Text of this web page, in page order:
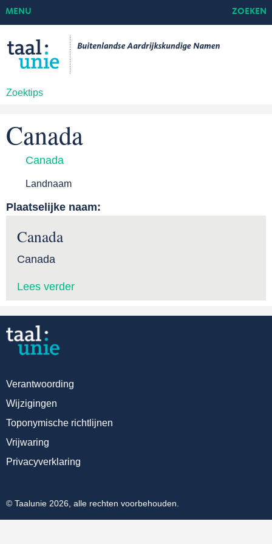
Zoektips
MENU ZOEKEN
Canada
Canada
Landnaam
Plaatselijke naam:
Canada
Canada
Lees verder
Verantwoording
Wijzigingen
Toponymische richtlijnen
Vrijwaring
Privacyverklaring
© Taalunie 2026, alle rechten voorbehouden.